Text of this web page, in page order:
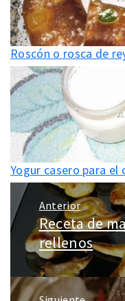
Roscón o rosca de
Yogur casero para
Navegación
de
entradas
Anterior
Entrada
anterior:
Receta de
rellenos